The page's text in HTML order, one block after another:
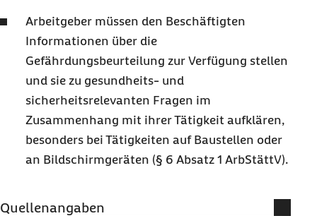
Arbeitgeber müssen den Beschäftigten
Informationen über die
Gefährdungsbeurteilung zur Verfügung stellen
und sie zu gesundheits- und
sicherheitsrelevanten Fragen im
Zusammenhang mit ihrer Tätigkeit aufklären,
besonders bei Tätigkeiten auf Baustellen oder
an Bildschirmgeräten (§ 6 Absatz 1 ArbStättV).
Quellenangaben